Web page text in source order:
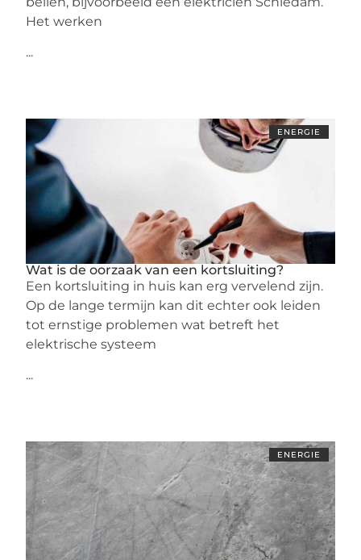
Het werken
...
ENERGIE
Wat is de oorzaak van een kortsluiting?
Een kortsluiting in huis kan erg vervelend zijn.
Op de lange termijn kan dit echter ook leiden
tot ernstige problemen wat betreft het
elektrische systeem
...
ENERGIE